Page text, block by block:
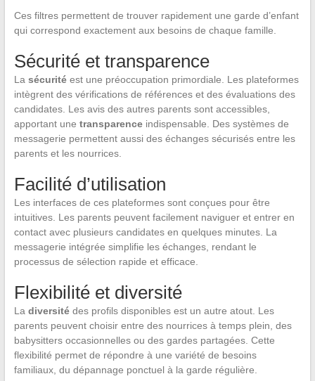
Ces filtres permettent de trouver rapidement une garde d’enfant
qui correspond exactement aux besoins de chaque famille.
Sécurité et transparence
La sécuritéest une préoccupation primordiale. Les plateformes
intègrent des vérifications de références et des évaluations des
candidates. Les avis des autres parents sont accessibles,
apportant une transparenceindispensable. Des systèmes de
messagerie permettent aussi des échanges sécurisés entre les
parents et les nourrices.
Facilité d’utilisation
Les interfaces de ces plateformes sont conçues pour être
intuitives. Les parents peuvent facilement naviguer et entrer en
contact avec plusieurs candidates en quelques minutes. La
messagerie intégrée simplifie les échanges, rendant le
processus de sélection rapide et efficace.
Flexibilité et diversité
La diversitédes profils disponibles est un autre atout. Les
parents peuvent choisir entre des nourrices à temps plein, des
babysitters occasionnelles ou des gardes partagées. Cette
flexibilité permet de répondre à une variété de besoins
familiaux, du dépannage ponctuel à la garde régulière.